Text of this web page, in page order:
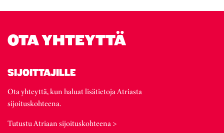
OTA YHTEYTTÄ
SIJOITTAJILLE
Ota yhteyttä, kun haluat lisätietoja Atriasta
sijoituskohteena.
Tutustu Atriaan sijoituskohteena >